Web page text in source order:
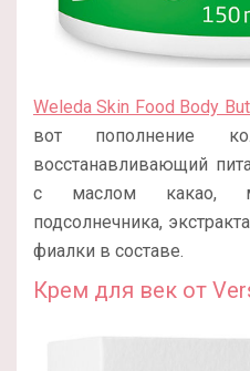
Weleda Skin Food Body
вот пополнение
восстанавливающий
с маслом какао,
подсолнечника,
фиалки в составе.
Крем для век от